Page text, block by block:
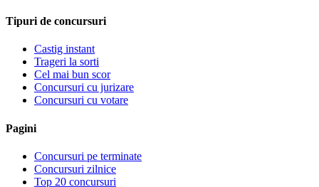
Tipuri de concursuri
Castig instant
Trageri la sorti
Cel mai bun scor
Concursuri cu jurizare
Concursuri cu votare
Pagini
Concursuri pe terminate
Concursuri zilnice
Top 20 concursuri